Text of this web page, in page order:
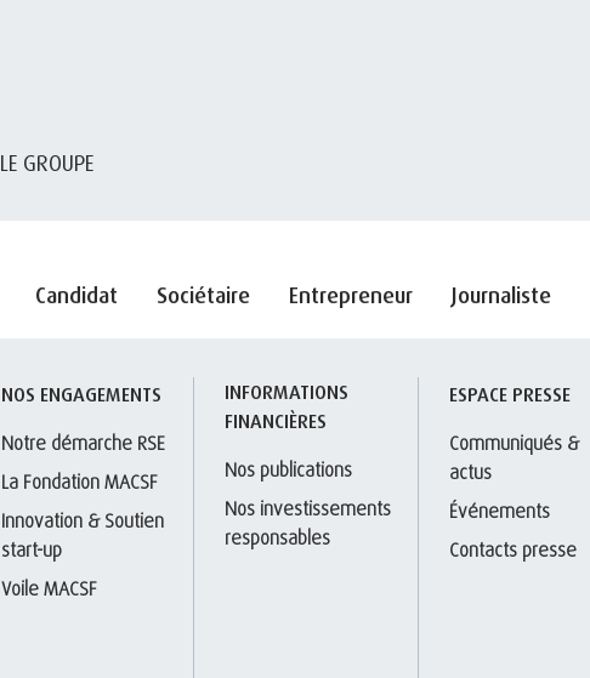
LE GROUPE
Candidat Sociétaire Entrepreneur Journaliste
NOS ENGAGEMENTS
Notre démarche RSE
La Fondation MACSF
Innovation & Soutien
start-up
Voile MACSF
INFORMATIONS
FINANCIÈRES
Nos publications
Nos investissements
responsables
ESPACE PRESSE
Communiqués &
actus
Événements
Contacts presse